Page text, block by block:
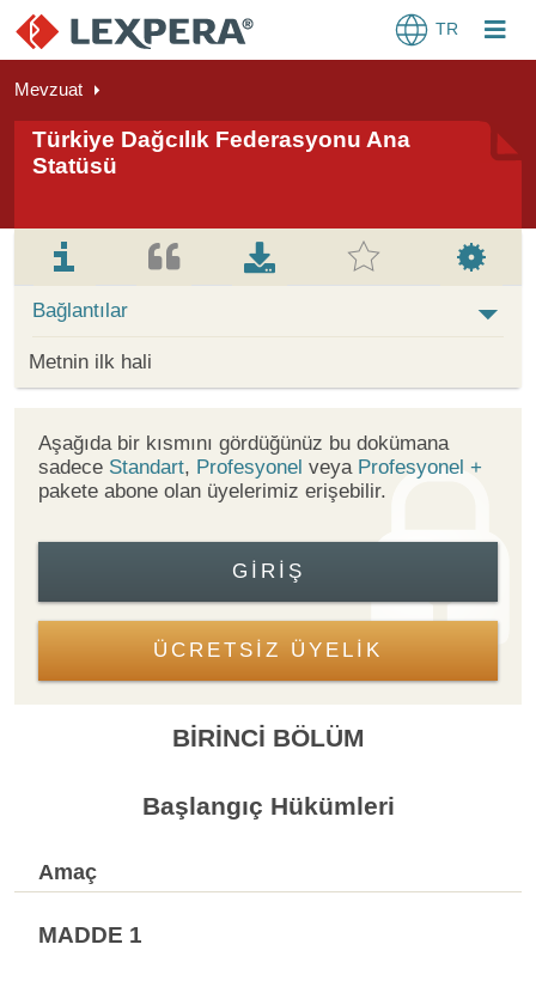
TR
Mevzuat
Türkiye Dağcılık Federasyonu Ana
Statüsü
Bağlantılar
Metnin ilk hali
Aşağıda bir kısmını gördüğünüz bu dokümana
sadece Standart, Profesyonel veya Profesyonel +
pakete abone olan üyelerimiz erişebilir.
GIRIŞ
ÜCRETSİZ ÜYELİK
BİRİNCİ BÖLÜM
Başlangıç Hükümleri
Amaç
MADDE 1